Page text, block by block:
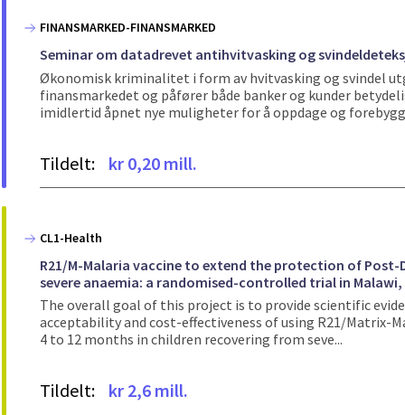
FINANSMARKED-FINANSMARKED
Seminar om datadrevet antihvitvasking og
Økonomisk kriminalitet i form av hvitvasking og svindel
finansmarkedet og påfører både banker og kunder
imidlertid åpnet nye muligheter for å oppdage og
Tildelt: kr 0,20 mill.
CL1-Health
R21/M-Malaria vaccine to extend the protection of
severe anaemia: a randomised-controlled trial in Malawi,
The overall goal of this project is to provide scientific
acceptability and cost-effectiveness of using R21/Matrix-
4 to 12 months in children recovering from seve...
Tildelt: kr 2,6 mill.